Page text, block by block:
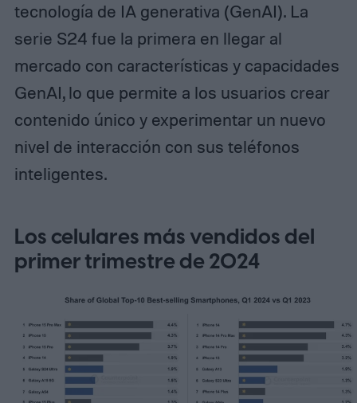
tecnología de IA generativa (GenAI). La
serie S24 fue la primera en llegar al
mercado con características y capacidades
GenAI, lo que permite a los usuarios crear
contenido único y experimentar un nuevo
nivel de interacción con sus teléfonos
inteligentes.
Los celulares más vendidos del
primer trimestre de 2024